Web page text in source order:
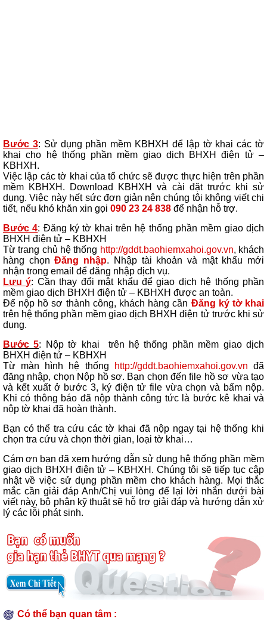
Bước 3: Sử dụng phần mềm KBHXH để lập tờ khai các tờ
khai cho hệ thống phần mềm giao dịch BHXH điện tử –
KBHXH.
Việc lập các tờ khai của tổ chức sẽ được thực hiện trên phần
mềm KBHXH. Download KBHXH và cài đặt trước khi sử
dụng. Việc này hết sức đơn giản nên chúng tôi không viết chi
tiết, nếu khó khăn xin gọi 090 23 24 838 để nhận hỗ trợ.
Bước 4: Đăng ký tờ khai trên hệ thống phần mềm giao dịch
BHXH điện tử – KBHXH
Từ trang chủ hệ thống http://gddt.baohiemxahoi.gov.vn, khách
hàng chọnĐăng nhập. Nhập tài khoản và mật khẩu mới
nhận trong email để đăng nhập dịch vụ.
Lưu ý: Cần thay đổi mật khẩu để giao dịch hệ thống phần
mềm giao dịch BHXH điện tử – KBHXH được an toàn.
Để nộp hồ sơ thành công, khách hàng cần Đăng ký tờ khai
trên hệ thống phần mềm giao dịch BHXH điện tử trước khi sử
dụng.
Bước 5: Nộp tờ khai trên hệ thống phần mềm giao dịch
BHXH điện tử – KBHXH
Từ màn hình hệ thống
http://gddt.baohiemxahoi.gov.vn đã
đăng nhập, chọn Nộp hồ sơ. Bạn chọn đến file hồ sơ vừa tạo
và kết xuất ở bước 3, ký điện tử file vừa chọn và bấm nộp.
Khi có thông báo đã nộp thành công tức là bước kê khai và
nộp tờ khai đã hoàn thành.
Bạn có thể tra cứu các tờ khai đã nộp ngay tại hệ thống khi
chọn tra cứu và chọn thời gian, loại tờ khai…
Cám ơn bạn đã xem hướng dẫn sử dụng hệ thống phần mềm
giao dịch BHXH điện tử – KBHXH. Chúng tôi sẽ tiếp tục cập
nhật về việc sử dụng phần mềm cho khách hàng. Mọi thắc
mắc cần giải đáp Anh/Chị vui lòng để lại lời nhắn dưới bài
viết này, bộ phận kỹ thuật sẽ hỗ trợ giải đáp và hướng dẫn xử
lý các lỗi phát sinh.
Có thể bạn quan tâm :